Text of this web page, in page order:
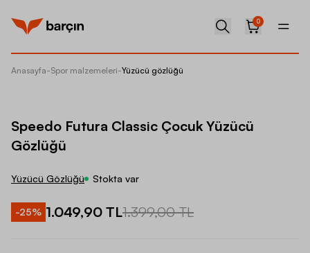
0
Anasayfa-Spor malzemeleri-Yüzücü gözlüğü
Speedo Futura Classic Çocuk Yüzücü
Gözlüğü
Yüzücü Gözlüğü Stokta var
-25% 1.049,90 TL1.399,00 TL